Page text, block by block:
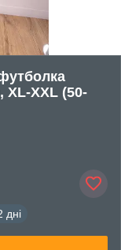
XL-XXL (50-
дні